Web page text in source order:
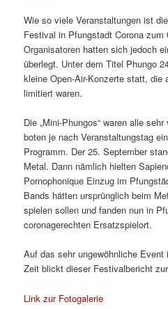
Wie so viele Veranstaltungen ist
Festival in Pfungstadt Corona zum
Organisatoren hatten sich jedoch
überlegt. Unter dem Titel Phungo
kleine Open-Air-Konzerte statt, die
limitiert waren.
Die „Mini-Phungos“ waren alle
boten je nach Veranstaltungstag
Programm. Der 25. September
Metal. Dann nämlich hielten
Pornophonique Einzug im
Bands hätten ursprünglich beim
spielen sollen und fanden nun in
coronagerechten Ersatzspielort.
Auf das sehr ungewöhnliche Event
Zeit blickt dieser Festivalbericht
Link zur Fotogalerie